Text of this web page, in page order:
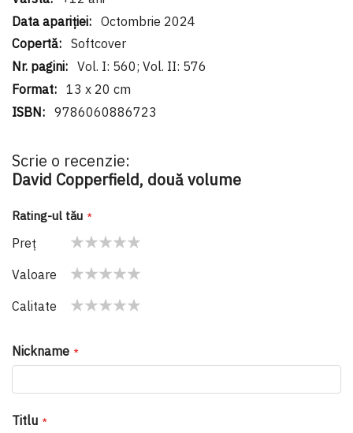
Octombrie 2024
Softcover
Vol. I: 560; Vol. II: 576
13 x 20 cm
9786060886723
Scrie o recenzie:
David Copperfield, două volume
Rating-ul tău
Preţ
star
stars
stars
stars
stars
Valoare
star
stars
stars
stars
stars
Calitate
Nickname
Titlu